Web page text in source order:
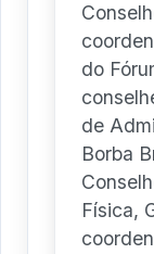
do
de
Borba
Física,